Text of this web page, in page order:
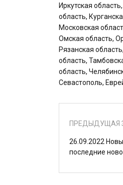
Иркутская
область,
Московская
Омская область,
Рязанская
область,
область,
Севастополь,
ПРЕДЫДУЩАЯ
26.09.2022
последние